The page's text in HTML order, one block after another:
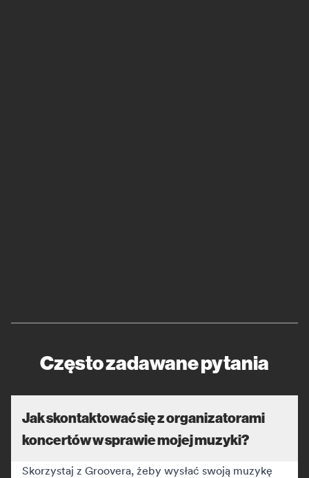
Często zadawane pytania
Jak skontaktować się z organizatorami
koncertów w sprawie mojej muzyki?
Skorzystaj z Groovera, żeby wysłać swoją muzykę